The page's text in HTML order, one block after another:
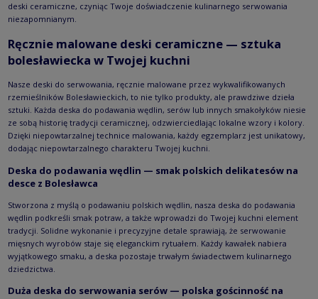
deski ceramiczne, czyniąc Twoje doświadczenie kulinarnego serwowania
niezapomnianym.
Ręcznie malowane deski ceramiczne — sztuka
bolesławiecka w Twojej kuchni
Nasze deski do serwowania, ręcznie malowane przez wykwalifikowanych
rzemieślników Bolesławieckich, to nie tylko produkty, ale prawdziwe dzieła
sztuki. Każda deska do podawania wędlin, serów lub innych smakołyków niesie
ze sobą historię tradycji ceramicznej, odzwierciedlając lokalne wzory i kolory.
Dzięki niepowtarzalnej technice malowania, każdy egzemplarz jest unikatowy,
dodając niepowtarzalnego charakteru Twojej kuchni.
Deska do podawania wędlin — smak polskich delikatesów na
desce z Bolesławca
Stworzona z myślą o podawaniu polskich wędlin, nasza deska do podawania
wędlin podkreśli smak potraw, a także wprowadzi do Twojej kuchni element
tradycji. Solidne wykonanie i precyzyjne detale sprawiają, że serwowanie
mięsnych wyrobów staje się eleganckim rytuałem. Każdy kawałek nabiera
wyjątkowego smaku, a deska pozostaje trwałym świadectwem kulinarnego
dziedzictwa.
Duża deska do serwowania serów — polska gościnność na